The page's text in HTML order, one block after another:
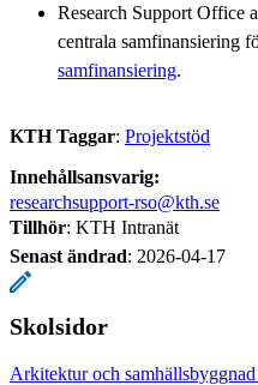
Research Support Office
centrala samfinansiering
samfinansiering.
KTH Taggar: Projektstöd
Innehållsansvarig:
researchsupport-rso@kth.se
Tillhör: KTH Intranät
Senast ändrad: 2026-04-17
Skolsidor
Arkitektur och